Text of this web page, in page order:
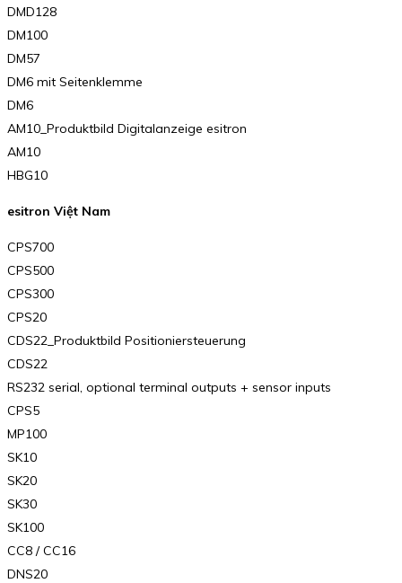
DMD128
DM100
DM57
DM6 mit Seitenklemme
DM6
AM10_Produktbild Digitalanzeige esitron
AM10
HBG10
esitron Việt Nam
CPS700
CPS500
CPS300
CPS20
CDS22_Produktbild Positioniersteuerung
CDS22
RS232 serial, optional terminal outputs + sensor inputs
CPS5
MP100
SK10
SK20
SK30
SK100
CC8 / CC16
DNS20